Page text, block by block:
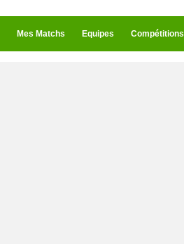
Mes Matchs Equipes Compétitions